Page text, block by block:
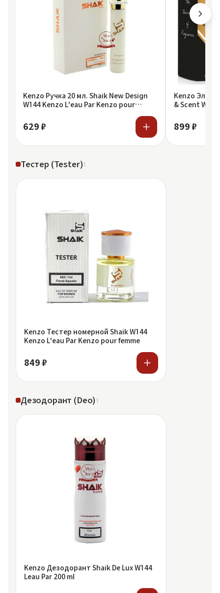
Kenzo Ручка 20 мл. Shaik New Design
W144 Kenzo L'eau Par Kenzo pour
629 ₽
Kenzo
& Scent
899 ₽
Тестер (Tester)1
Kenzo Тестер номерной Shaik W144
Kenzo L'eau Par Kenzo pour femme
849 ₽
Дезодорант (Deo)1
Kenzo Дезодорант Shaik De Lux W144
Leau Par 200 ml